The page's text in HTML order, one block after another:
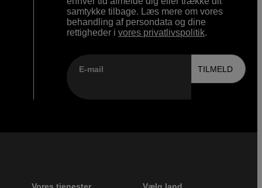
samtykke tilbage. Læs mere om vores
behandling af persondata og dine
rettigheder ivores privatlivspolitik.
E-mail TILMELD